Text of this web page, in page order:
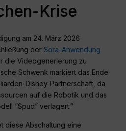
Krise
am 24. März 2026
derSora-Anwendung
die Videogenerierung zu
Schwenk markiert das Ende
Disney-Partnerschaft, da
auf die Robotik und das
“Spud” verlagert.”
diese Abschaltung eine